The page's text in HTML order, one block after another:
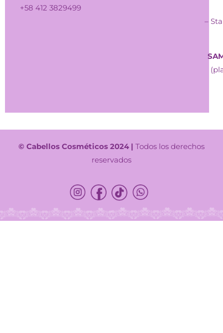
+58 412 3829499
–
© Cabellos Cosméticos 2024 | Todos los derechos
reservados